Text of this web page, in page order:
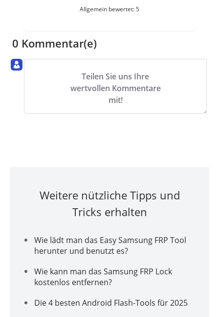
Allgemein bewertet: 5
0 Kommentar(e)
Teilen Sie uns Ihre
wertvollen Kommentare
mit!
Weitere nützliche Tipps und
Tricks erhalten
Wie lädt man das Easy Samsung FRP Tool
herunter und benutzt es?
Wie kann man das Samsung FRP Lock
kostenlos entfernen?
Die 4 besten Android Flash-Tools für 2025